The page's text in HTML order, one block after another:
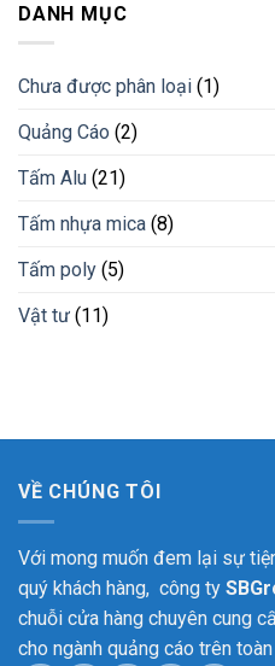
DANH MỤC
Chưa được phân loại (1)
Quảng Cáo (2)
Tấm Alu (21)
Tấm nhựa mica (8)
Tấm poly (5)
Vật tư (11)
VỀ CHÚNG TÔI
Với mong muốn đem lại sự
quý khách hàng, công ty
chuỗi cửa hàng chuyên cung
cho ngành quảng cáo trên